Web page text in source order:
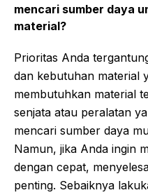
mencari sumber daya
material?
Prioritas Anda
dan kebutuhan material
membutuhkan material
senjata atau peralatan
mencari sumber daya
Namun, jika Anda ingin
dengan cepat,
penting. Sebaiknya